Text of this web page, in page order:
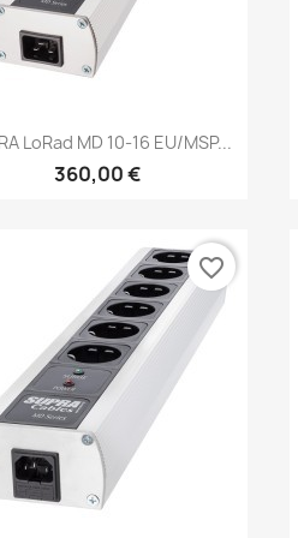
Anteprima
LoRad MD 10-16 EU/MSP...
360,00 €
favorite_border